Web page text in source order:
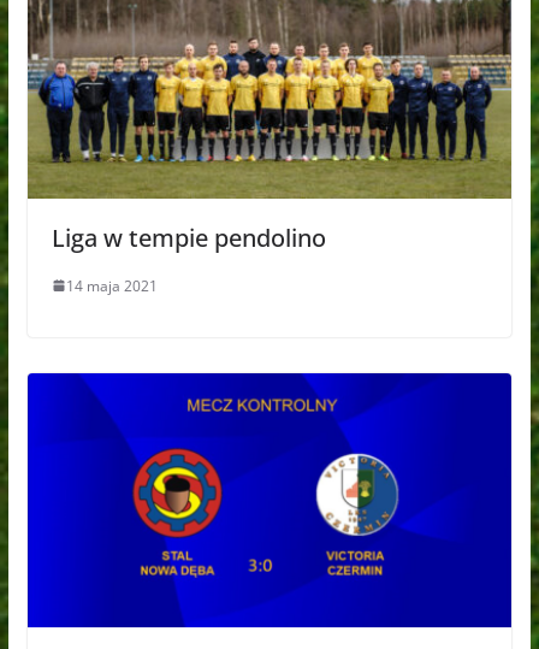
Liga w tempie pendolino
14 maja 2021